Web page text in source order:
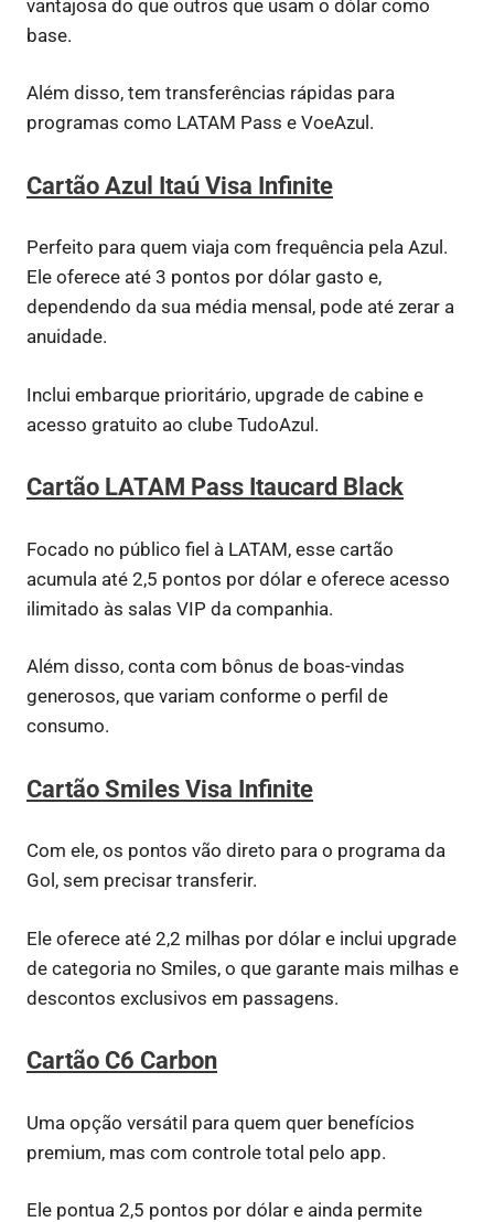
vantajosa do que outros que usam o dólar como
base.
Além disso, tem transferências rápidas para
programas como LATAM Pass e VoeAzul.
Cartão Azul Itaú Visa Infinite
Perfeito para quem viaja com frequência pela Azul.
Ele oferece até 3 pontos por dólar gasto e,
dependendo da sua média mensal, pode até zerar a
anuidade.
Inclui embarque prioritário, upgrade de cabine e
acesso gratuito ao clube TudoAzul.
Cartão LATAM Pass Itaucard Black
Focado no público fiel à LATAM, esse cartão
acumula até 2,5 pontos por dólar e oferece acesso
ilimitado às salas VIP da companhia.
Além disso, conta com bônus de boas-vindas
generosos, que variam conforme o perfil de
consumo.
Cartão Smiles Visa Infinite
Com ele, os pontos vão direto para o programa da
Gol, sem precisar transferir.
Ele oferece até 2,2 milhas por dólar e inclui upgrade
de categoria no Smiles, o que garante mais milhas e
descontos exclusivos em passagens.
Cartão C6 Carbon
Uma opção versátil para quem quer benefícios
premium, mas com controle total pelo app.
Ele pontua 2,5 pontos por dólar e ainda permite